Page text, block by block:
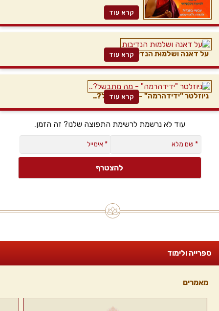
קרא עוד
על דאנה ושלמוּת הנדיבותקרא עוד
ניוזלטר "ידידהרמה" - מה מתבשל?..
קרא עוד
עוד לא נרשמת לרשימת התפוצה שלנו? זה הזמן.
ספרייה ולימוד
מאמרים